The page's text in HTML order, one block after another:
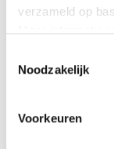
verzameld op
Meer informatie
Noodzakelijk
Voorkeuren
Beoordeling
inzichten.